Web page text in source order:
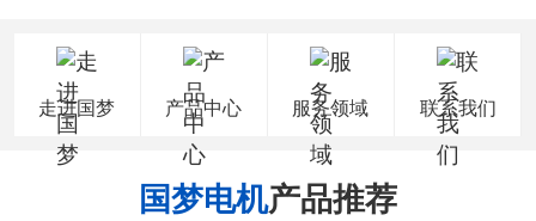
走进国梦 产品中心 服务领域 联系我们
国梦电机产品推荐